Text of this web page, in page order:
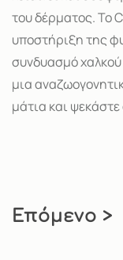
του δέρματος. Το
υποστήριξη της
συνδυασμό χαλκού
μια
μάτια και
Επόμενο >